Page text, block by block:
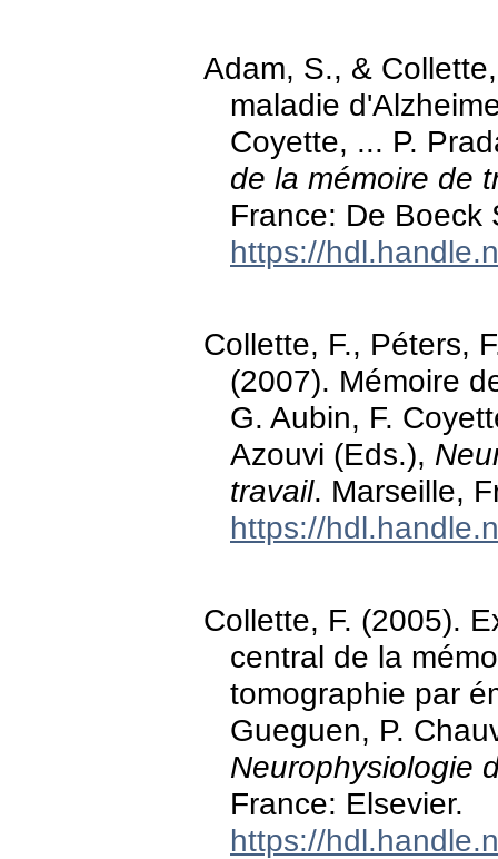
Adam, S., &
maladie
Coyette, ... P.
de la mémoire de
France: De Boeck
https://
Collette, F., Péters,
(2007). Mémoire
G. Aubin, F.
Azouvi (Eds.),
travail. Marseille,
https://
Collette, F. (2005).
central de la
tomographie par
Gueguen, P.
Neurophysiologie
France: Elsevier.
https://